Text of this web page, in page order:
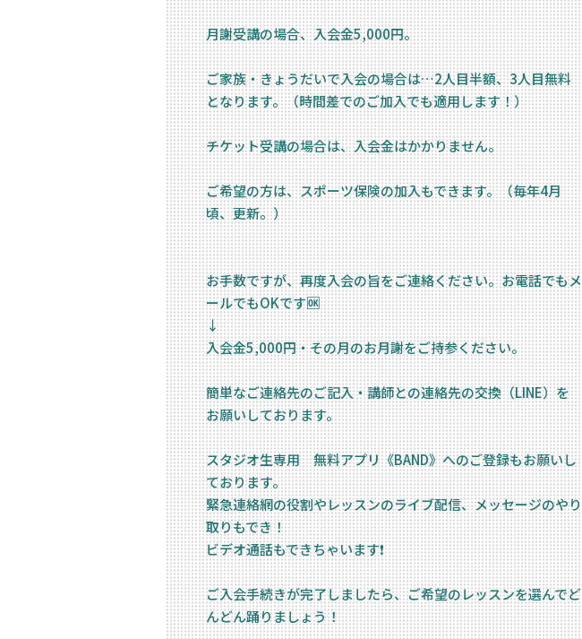
月謝受講の場合、入会金5,000円。
ご家族・きょうだいで入会の場合は…2人目半額、3人目無料
となります。（時間差でのご加入でも適用します！）
チケット受講の場合は、入会金はかかりません。
ご希望の方は、スポーツ保険の加入もできます。（毎年4月
頃、更新。）
お手数ですが、再度入会の旨をご連絡ください。お電話でもメ
ールでもOKです🆗
↓
入会金5,000円・その月のお月謝をご持参ください。
簡単なご連絡先のご記入・講師との連絡先の交換（LINE）を
お願いしております。
スタジオ生専用 無料アプリ《BAND》へのご登録もお願いし
ております。
緊急連絡網の役割やレッスンのライブ配信、メッセージのやり
取りもでき！
ビデオ通話もできちゃいます❗️
ご入会手続きが完了しましたら、ご希望のレッスンを選んでど
んどん踊りましょう！